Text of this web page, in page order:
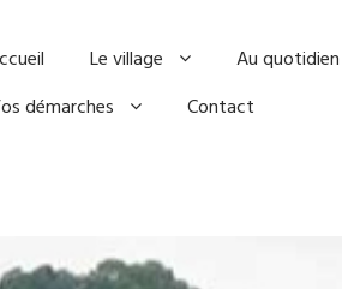
Le village Au quotidien
démarches
Contact